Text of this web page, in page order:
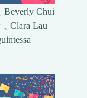
Chui
Lau